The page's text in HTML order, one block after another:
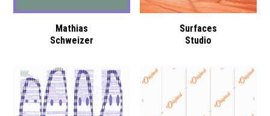
Mathias
Schweizer
Surfaces
Studio